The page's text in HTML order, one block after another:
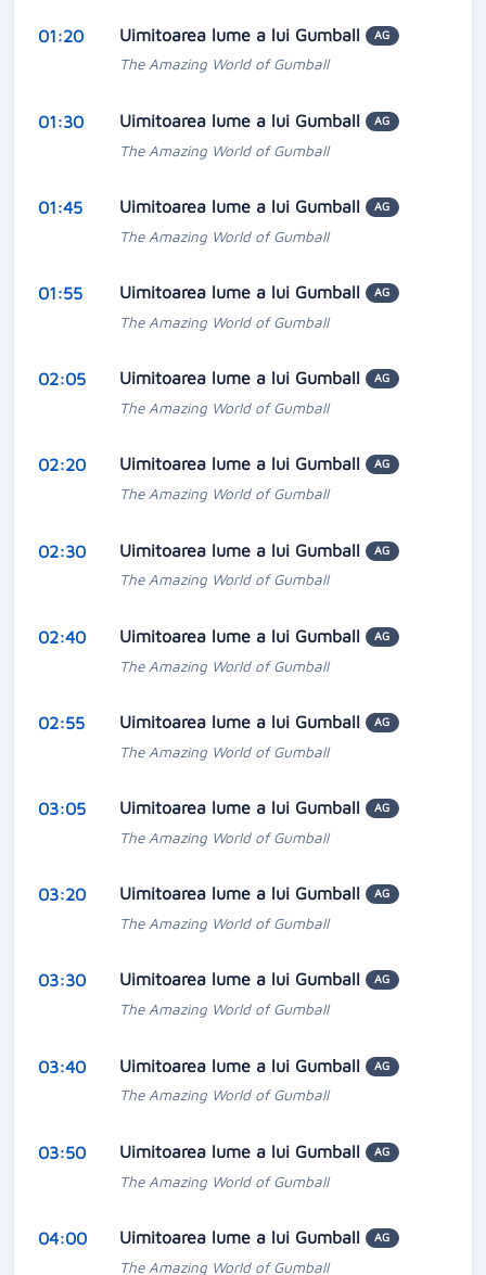
01:20 Uimitoarea lume a lui Gumball AG
The Amazing World of Gumball
01:30 Uimitoarea lume a lui Gumball AG
The Amazing World of Gumball
01:45 Uimitoarea lume a lui Gumball AG
The Amazing World of Gumball
01:55 Uimitoarea lume a lui Gumball AG
The Amazing World of Gumball
02:05 Uimitoarea lume a lui Gumball AG
The Amazing World of Gumball
02:20 Uimitoarea lume a lui Gumball AG
The Amazing World of Gumball
02:30 Uimitoarea lume a lui Gumball AG
The Amazing World of Gumball
02:40 Uimitoarea lume a lui Gumball AG
The Amazing World of Gumball
02:55 Uimitoarea lume a lui Gumball AG
The Amazing World of Gumball
03:05 Uimitoarea lume a lui Gumball AG
The Amazing World of Gumball
03:20 Uimitoarea lume a lui Gumball AG
The Amazing World of Gumball
03:30 Uimitoarea lume a lui Gumball AG
The Amazing World of Gumball
03:40 Uimitoarea lume a lui Gumball AG
The Amazing World of Gumball
03:50 Uimitoarea lume a lui Gumball AG
The Amazing World of Gumball
04:00 Uimitoarea lume a lui Gumball AG
The Amazing World of Gumball